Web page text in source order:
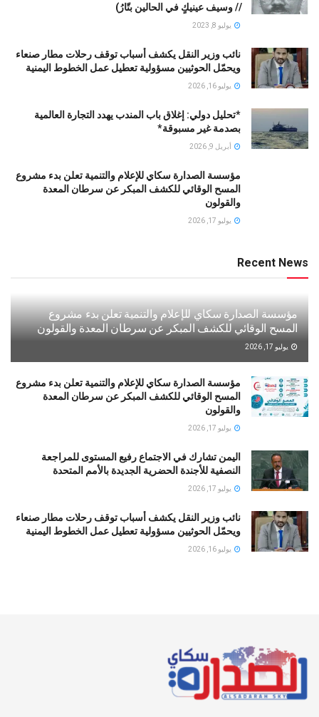
// ﻭﺳﻴﻒ ﻋﻴﻨﻴﻚٍ ﻓﻲ ﺍﻟﺤﺎﻟﻴﻦ ﺑﺘّﺎﺭُ)
يوليو 8, 2023
نائب وزير النقل يكشف أسباب توقف رحلات مطار صنعاء
ويحمّل الحوثيين مسؤولية تعطيل عمل الخطوط اليمنية
يوليو 16, 2026
*تحليل دولي: إغلاق باب المندب يهدد التجارة العالمية
بصدمة غير مسبوقة*
أبريل 9, 2026
مؤسسة الصدارة سكاي للإعلام والتنمية تعلن بدء مشروع
المسح الوقائي للكشف المبكر عن سرطان المعدة
والقولون
يوليو 17, 2026
Recent News
مؤسسة الصدارة سكاي للإعلام والتنمية تعلن بدء مشروع
المسح الوقائي للكشف المبكر عن سرطان المعدة والقولون
يوليو 17, 2026
مؤسسة الصدارة سكاي للإعلام والتنمية تعلن بدء مشروع
المسح الوقائي للكشف المبكر عن سرطان المعدة
والقولون
يوليو 17, 2026
اليمن تشارك في الاجتماع رفيع المستوى للمراجعة
النصفية للأجندة الحضرية الجديدة بالأمم المتحدة
يوليو 17, 2026
نائب وزير النقل يكشف أسباب توقف رحلات مطار صنعاء
ويحمّل الحوثيين مسؤولية تعطيل عمل الخطوط اليمنية
يوليو 16, 2026